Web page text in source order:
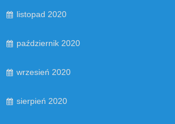
listopad 2020
październik 2020
wrzesień 2020
sierpień 2020